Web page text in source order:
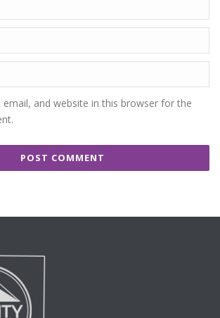
email, and website in this browser for the